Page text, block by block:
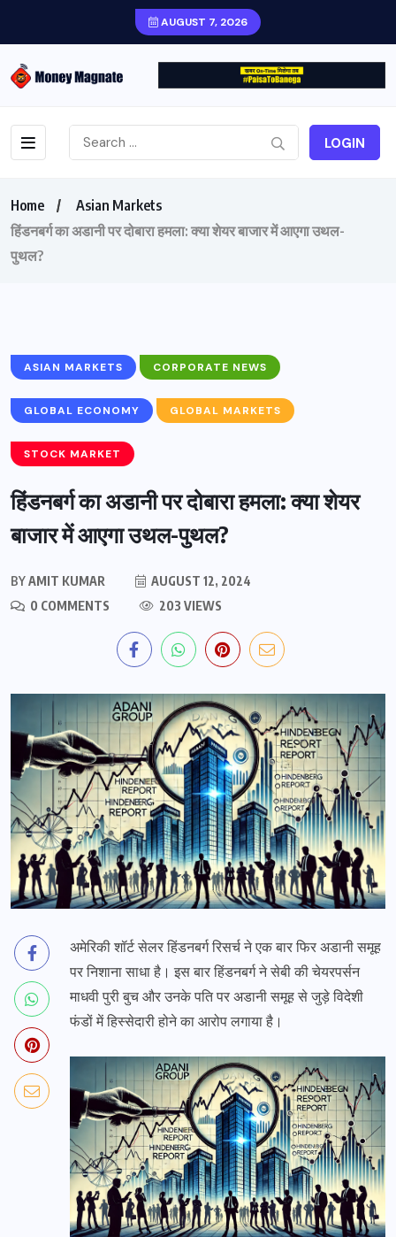
AUGUST 7, 2026
LOGIN
Home
Asian Markets
हिंडनबर्ग का अडानी पर दोबारा हमला: क्या शेयर बाजार में आएगा उथल-
पुथल?
ASIAN MARKETS CORPORATE NEWS
GLOBAL ECONOMY GLOBAL MARKETS
STOCK MARKET
हिंडनबर्ग का अडानी पर दोबारा हमला: क्या शेयर
बाजार में आएगा उथल-पुथल?
BYAMIT KUMAR
AUGUST 12, 2024
0 COMMENTS
203 VIEWS
अमेरिकी शॉर्ट सेलर हिंडनबर्ग रिसर्च ने एक बार फिर अडानी समूह
पर निशाना साधा है। इस बार हिंडनबर्ग ने सेबी की चेयरपर्सन
माधवी पुरी बुच और उनके पति पर अडानी समूह से जुड़े विदेशी
फंडों में हिस्सेदारी होने का आरोप लगाया है।